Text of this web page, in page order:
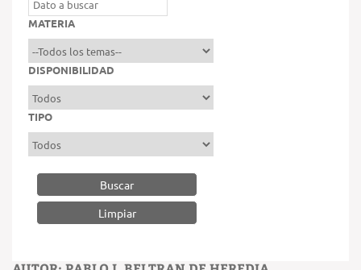
MATERIA
DISPONIBILIDAD
TIPO
Buscar